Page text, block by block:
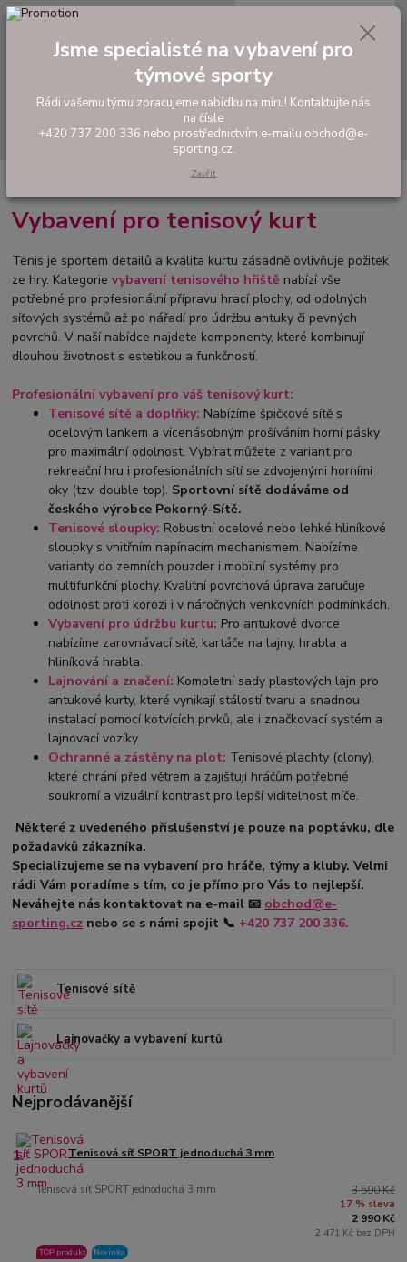
Hledat
tel: +420 737 200 336
0,00 Kč
Tenis
Vybavení pro tenisový kurt
Tenis je sportem detailů a kvalita kurtu zásadně ovlivňuje požitek
ze hry. Kategorievybavení tenisového hřiště nabízí vše
potřebné pro profesionální přípravu hrací plochy, od odolných
síťových systémů až po nářadí pro údržbu antuky či pevných
povrchů. V naší nabídce najdete komponenty, které kombinují
dlouhou životnost s estetikou a funkčností.
Profesionální vybavení pro váš tenisový kurt:
Tenisové sítě a doplňky: Nabízíme špičkové sítě s
ocelovým lankem a vícenásobným prošíváním horní pásky
pro maximální odolnost. Vybírat můžete z variant pro
rekreační hru i profesionálních sítí se zdvojenými horními
oky (tzv. double top). Sportovní sítě dodáváme od
českého výrobce Pokorný-Sítě.
Tenisové sloupky: Robustní ocelové nebo lehké hliníkové
sloupky s vnitřním napínacím mechanismem. Nabízíme
varianty do zemních pouzder i mobilní systémy pro
multifunkční plochy. Kvalitní povrchová úprava zaručuje
odolnost proti korozi i v náročných venkovních podmínkách.
Vybavení pro údržbu kurtu: Pro antukové dvorce
nabízíme zarovnávací sítě, kartáče na lajny, hrabla a
hliníková hrabla.
Lajnování a značení: Kompletní sady plastových lajn pro
antukové kurty, které vynikají stálostí tvaru a snadnou
instalací pomocí kotvících prvků, ale i značkovací systém a
lajnovací vozíky
Ochranné a zástěny na plot: Tenisové plachty (clony),
které chrání před větrem a zajišťují hráčům potřebné
soukromí a vizuální kontrast pro lepší viditelnost míče.
Některé z uvedeného příslušenství je pouze na poptávku, dle
požadavků zákazníka.
Specializujeme se na vybavení pro hráče, týmy a kluby. Velmi
rádi Vám poradíme s tím, co je přímo pro Vás to nejlepší.
Neváhejte nás kontaktovat na e-mail 📧 obchod@e-
sporting.cz nebo se s námi spojit 📞 +420 737 200 336.
Tenisové sítě
Lajnovačky a vybavení kurtů
Nejprodávanější
1. Tenisová síť SPORT jednoduchá 3 mm
Tenisová síť SPORT jednoduchá 3 mm
TOP produkt Novinka
3 590 Kč
17 % sleva
2 990 Kč
2 471 Kč bez DPH
Jsme specialisté na vybavení pro
týmové sporty
Rádi vašemu týmu zpracujeme nabídku na míru! Kontaktujte nás
na čísle
+420 737 200 336 nebo prostřednictvím e-mailu obchod@e-
sporting.cz.
Zavřít